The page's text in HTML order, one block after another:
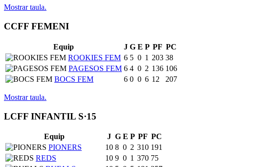
Mostrar taula.
CCFF FEMENI
Equip J G E P PF PC
ROOKIES FEM 6 5 0 1 203 38
PAGESOS FEM 6 4 0 2 136 106
BOCS FEM
6 0 0 6 12 207
Mostrar taula.
LCFF INFANTIL S·15
Equip J G E P PF PC
PIONERS
10 8 0 2 310 191
REDS
10 9 0 1 370 75